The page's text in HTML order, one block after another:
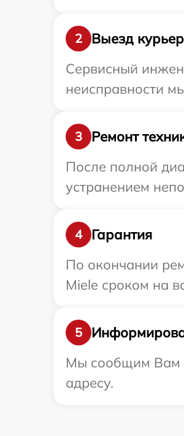
2
Выезд
Сервисный
неисправности
3
Ремонт
После полной
устранением
4
Гарантия
По окончании
Miele сроком на
5
Мы сообщим Вам
адресу.